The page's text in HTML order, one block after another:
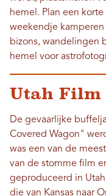
hemel. Plan een
weekendje
bizons, wandelingen
hemel voor
Utah
De gevaarlijke
Covered Wagon"
was een van de
van de stomme film
geproduceerd in
die van Kansas naar